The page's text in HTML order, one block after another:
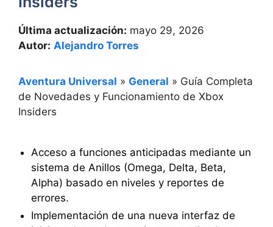
Última actualización: mayo 29, 2026
Autor: Alejandro Torres
Aventura Universal » General » Guía Completa
de Novedades y Funcionamiento de Xbox
Insiders
Acceso a funciones anticipadas mediante un
sistema de Anillos (Omega, Delta, Beta,
Alpha) basado en niveles y reportes de
errores.
Implementación de una nueva interfaz de